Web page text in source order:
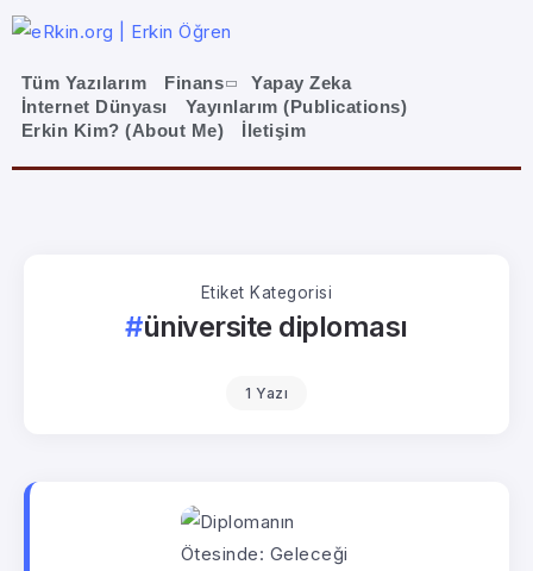
Tüm Yazılarım Finans
Yapay Zeka
İnternet Dünyası
Yayınlarım (Publications)
Erkin Kim? (About Me)
İletişim
Etiket Kategorisi
üniversite diploması
1 Yazı